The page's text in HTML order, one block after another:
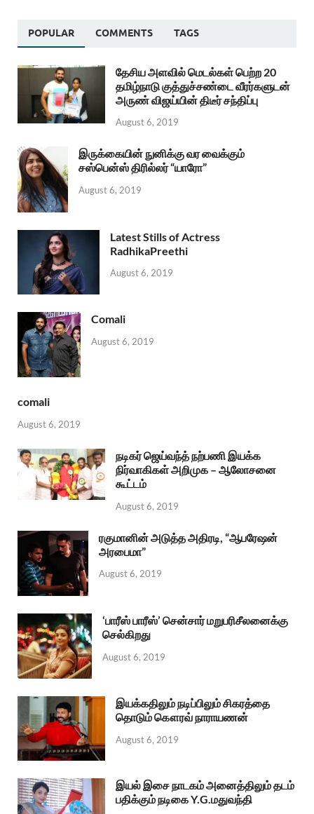
POPULAR COMMENTS TAGS
தேசிய அளவில் மெடல்கள் பெற்ற 20
தமிழ்நாடு குத்துச்சண்டை வீரர்களுடன்
அருண் விஜய்யின் திடீர் சந்திப்பு
August 6, 2019
இருக்கையின் நுனிக்கு வர வைக்கும்
சஸ்பென்ஸ் திரில்லர் “யாரோ”
August 6, 2019
Latest Stills of Actress
RadhikaPreethi
August 6, 2019
Comali
August 6, 2019
comali
August 6, 2019
நடிகர் ஜெய்வந்த் நற்பணி இயக்க
நிர்வாகிகள் அறிமுக – ஆலோசனை
கூட்டம்
August 6, 2019
ரகுமானின் அடுத்த அதிரடி, “ஆபரேஷன்
அரபைமா”
August 6, 2019
‘பாரீஸ் பாரீஸ்’ சென்சார் மறுபரிசீலனைக்கு
செல்கிறது
August 6, 2019
இயக்கதிலும் நடிப்பிலும் சிகரத்தை
தொடும் கௌரவ் நாராயணன்
August 6, 2019
இயல் இசை நாடகம் அனைத்திலும் தடம்
பதிக்கும் நடிகை Y.G.மதுவந்தி